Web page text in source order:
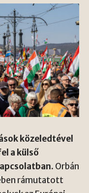
közeledtével
a külső
Orbán
rámutatott